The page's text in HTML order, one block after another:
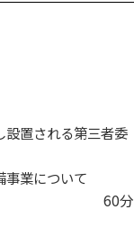
設置される第三者委
事業について
60分